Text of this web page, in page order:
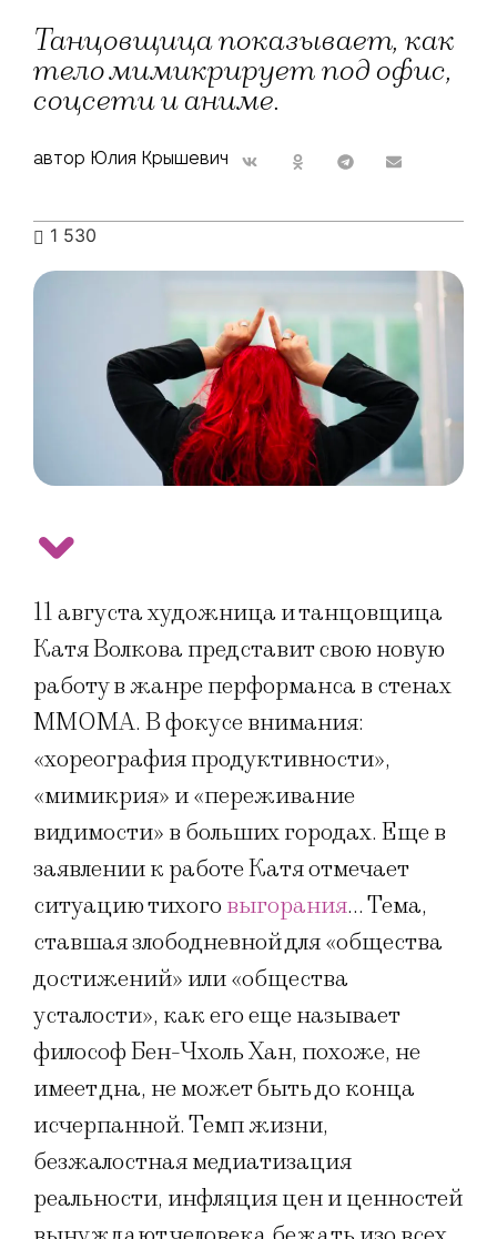
Танцовщица показывает, как
тело мимикрирует под офис,
соцсети и аниме.
автор Юлия Крышевич
1 530
11 августа художница и танцовщица
Катя Волкова представит свою новую
работу в жанре перформанса в стенах
ММОМА. В фокусе внимания:
«хореография продуктивности»,
«мимикрия» и «переживание
видимости» в больших городах. Еще в
заявлении к работе Катя отмечает
ситуацию тихого выгорания… Тема,
ставшая злободневной для «общества
достижений» или «общества
усталости», как его еще называет
философ Бен-Чхоль Хан, похоже, не
имеет дна, не может быть до конца
исчерпанной. Темп жизни,
безжалостная медиатизация
реальности, инфляция цен и ценностей